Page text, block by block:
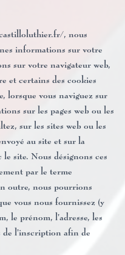
, nous
informations sur votre
sur votre navigateur web,
et certains des cookies
lorsque vous naviguez sur
sur les pages web ou les
sur les sites web ou les
au site et sur la
site. Nous désignons ces
par le terme
outre, nous pourrions
vous nous fournissez (y
le prénom, l’adresse, les
l’inscription afin de